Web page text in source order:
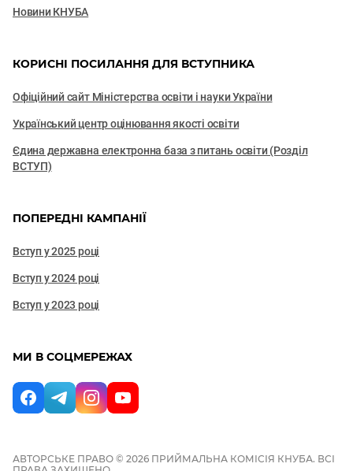
Новини КНУБА
КОРИСНІ ПОСИЛАННЯ ДЛЯ ВСТУПНИКА
Офіційний сайт Міністерства освіти і науки України
Український центр оцінювання якості освіти
Єдина державна електронна база з питань освіти (Розділ
ВСТУП)
ПОПЕРЕДНІ КАМПАНІЇ
Вступ у 2025 році
Вступ у 2024 році
Вступ у 2023 році
МИ В СОЦМЕРЕЖАХ
АВТОРСЬКЕ ПРАВО © 2026 ПРИЙМАЛЬНА КОМІСІЯ КНУБА. ВСІ